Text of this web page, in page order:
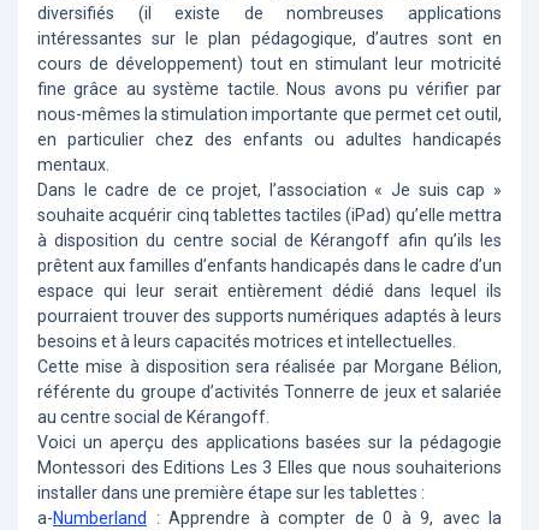
diversifiés (il existe de nombreuses applications
intéressantes sur le plan pédagogique, d’autres sont en
cours de développement) tout en stimulant leur motricité
fine grâce au système tactile. Nous avons pu vérifier par
nous-mêmes la stimulation importante que permet cet outil,
en particulier chez des enfants ou adultes handicapés
mentaux.
Dans le cadre de ce projet, l’association « Je suis cap »
souhaite acquérir cinq tablettes tactiles (iPad) qu’elle mettra
à disposition du centre social de Kérangoff afin qu’ils les
prêtent aux familles d’enfants handicapés dans le cadre d’un
espace qui leur serait entièrement dédié dans lequel ils
pourraient trouver des supports numériques adaptés à leurs
besoins et à leurs capacités motrices et intellectuelles.
Cette mise à disposition sera réalisée par Morgane Bélion,
référente du groupe d’activités Tonnerre de jeux et salariée
au centre social de Kérangoff.
Voici un aperçu des applications basées sur la pédagogie
Montessori des Editions Les 3 Elles que nous souhaiterions
installer dans une première étape sur les tablettes :
a-Numberland
: Apprendre à compter de 0 à 9, avec la